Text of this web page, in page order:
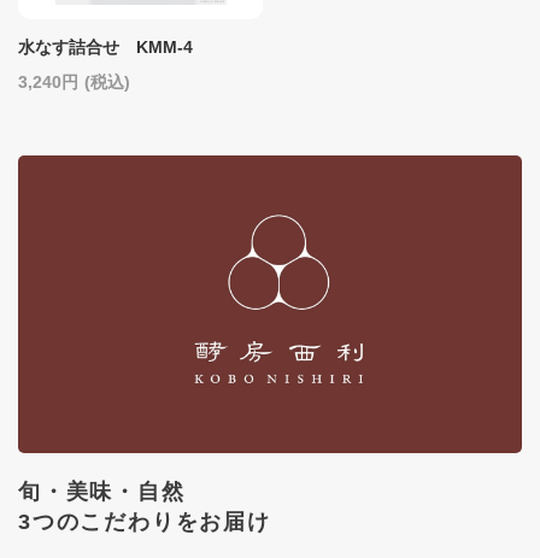
水なす詰合せ KMM-4
3,240
(税込)
旬・美味・自然
3つのこだわりをお届け